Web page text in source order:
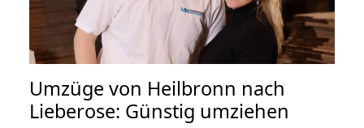
Umzüge von Heilbronn nach
Lieberose: Günstig umziehen